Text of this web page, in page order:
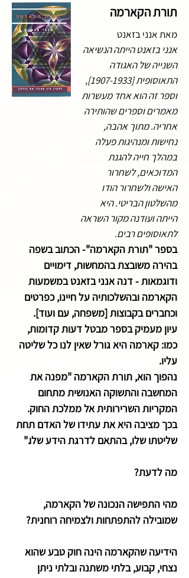
תורת הקארמה
מאת אנני בזאנט
אנני בזאנט הייתה הנשיאה
השנייה של האגודה
התאוסופית [1907-1933],
וספר זה הוא אחד מעשרות
מאמרים וספרים שהותירה
אחריה. מתוך אהבה,
נחישות ומנהיגות פעלה
במהלך חייה להגנת
המדוכאים, לשחרור
האישה ולשחרור הודו
מהשלטון הבריטי. היא
הייתה ועודנה מקור השראה
לתאוסופים רבים.
בספר "תורת הקארמה"- הכתוב בשפה
בהירה משובצת בהמחשות, דימויים
ודוגמאות - דנה אנני בזאנט במשמעות
הקארמה ובהשלכותיה על חיינו, כפרטים
וכחברים בקבוצות [משפחה, עם ועוד].
עיון מעמיק בספר מבטל דעות קדומות,
כמו: קארמה היא גורל שאין לנו כל שליטה
עליו.
נהפוך הוא, תורת הקארמה "מפנה את
המחשבה והתשוקה האנושית מתחום
המקריות השרירותית אל ממלכת החוק.
בכך מציבה היא את עתידו של האדם תחת
שליטתו שלו, בהתאם לדרגת הידע שלו."
מה לדעת?
מהי התפישה הנכונה של הקארמה,
שמובילה להתפתחות ולצמיחה רוחנית?
הידיעה שהקארמה הינה חוק טבע שהוא
נצחי, קבוע, בלתי משתנה ובלתי ניתן